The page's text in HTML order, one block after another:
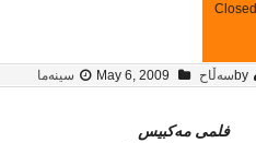
Closed
byسه‌ڵاح May 6, 2009 سینەما
فلمی مه‌كبیس